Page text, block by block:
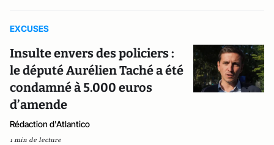
EXCUSES
Insulte envers des policiers :
le député Aurélien Taché a été
condamné à 5.000 euros
d’amende
Rédaction d'Atlantico
1 min de lecture